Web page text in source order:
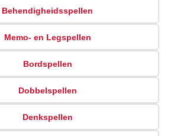
Behendigheidsspellen
Memo- en Legspellen
Bordspellen
Dobbelspellen
Denkspellen